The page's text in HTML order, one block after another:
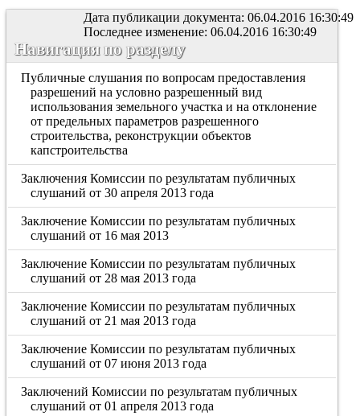
Дата публикации документа: 06.04.2016 16:30:49
Последнее изменение: 06.04.2016 16:30:49
Навигация по разделу
Публичные слушания по вопросам предоставления
разрешений на условно разрешенный вид
использования земельного участка и на отклонение
от предельных параметров разрешенного
строительства, реконструкции объектов
капстроительства
Заключения Комиссии по результатам публичных
слушаний от 30 апреля 2013 года
Заключение Комиссии по результатам публичных
слушаний от 16 мая 2013
Заключение Комиссии по результатам публичных
слушаний от 28 мая 2013 года
Заключение Комиссии по результатам публичных
слушаний от 21 мая 2013 года
Заключение Комиссии по результатам публичных
слушаний от 07 июня 2013 года
Заключений Комиссии по результатам публичных
слушаний от 01 апреля 2013 года